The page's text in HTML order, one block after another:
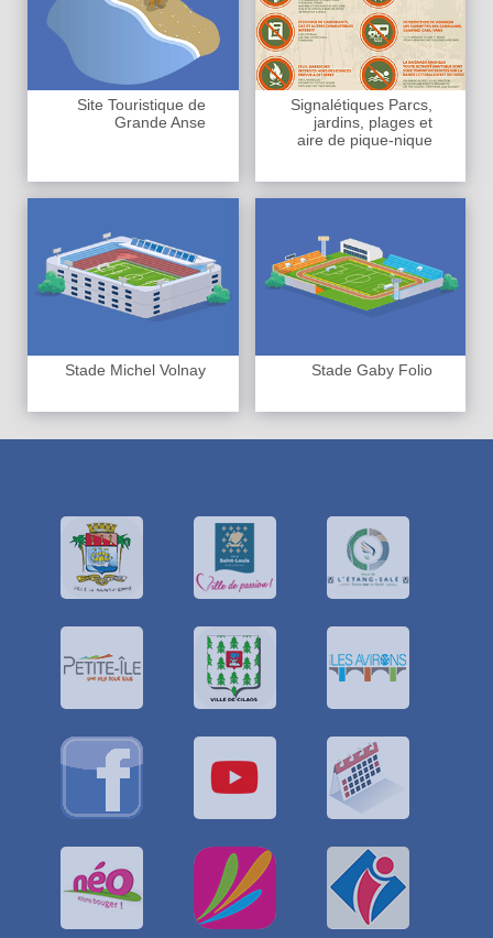
Site Touristique de
Grande Anse
Signalétiques Parcs,
jardins, plages et
aire de pique-nique
Stade Michel Volnay Stade Gaby Folio